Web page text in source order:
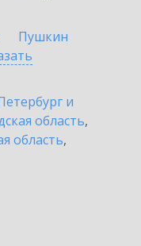
Пушкин
и
область,
область,